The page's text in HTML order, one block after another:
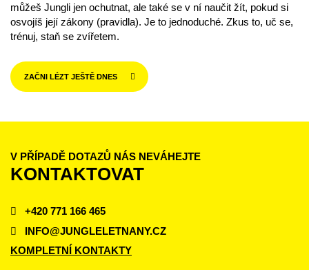
můžeš Jungli jen ochutnat, ale také se v ní naučit žít, pokud si
osvojíš její zákony (pravidla). Je to jednoduché. Zkus to, uč se,
trénuj, staň se zvířetem.
ZAČNI LÉZT JEŠTĚ DNES
V PŘÍPADĚ DOTAZŮ NÁS NEVÁHEJTE
KONTAKTOVAT
+420 771 166 465
INFO@JUNGLELETNANY.CZ
KOMPLETNÍ KONTAKTY